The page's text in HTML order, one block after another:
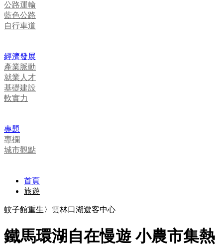
公路運輸
藍色公路
自行車道
經濟發展
產業脈動
就業人才
基礎建設
軟實力
專題
專欄
城市觀點
首頁
旅遊
蚊子館重生〉雲林口湖遊客中心
鐵馬環湖自在慢遊 小農市集熱